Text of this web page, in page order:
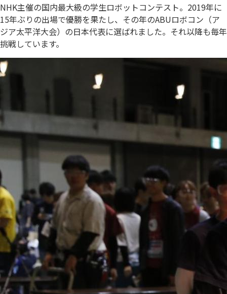
NHK主催の国内最大級の学生ロボットコンテスト。2019年に
15年ぶりの出場で優勝を果たし、その年のABUロボコン（ア
ジア太平洋大会）の日本代表に選ばれました。それ以降も毎年
挑戦しています。